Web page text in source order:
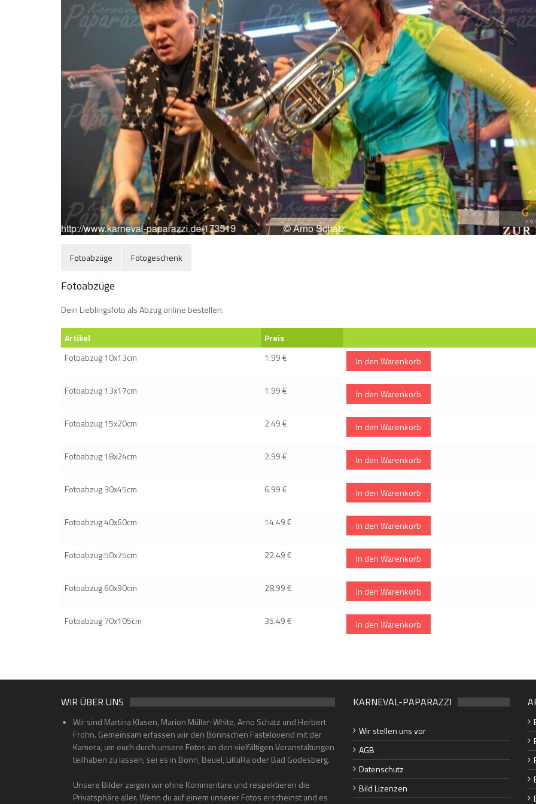
Fotoabzüge Fotogeschenk
Fotoabzüge
Dein Lieblingsfoto als Abzug online bestellen.
Artikel
Preis
Fotoabzug 10x13cm
1.99 € In den Warenkorb
Fotoabzug 13x17cm 1.99 € In den Warenkorb
Fotoabzug 15x20cm 2.49 € In den Warenkorb
Fotoabzug 18x24cm 2.99 € In den Warenkorb
Fotoabzug 30x45cm 6.99 € In den Warenkorb
Fotoabzug 40x60cm 14.49 € In den Warenkorb
Fotoabzug 50x75cm 22.49 € In den Warenkorb
Fotoabzug 60x90cm 28.99 € In den Warenkorb
Fotoabzug 70x105cm 35.49 € In den Warenkorb
WIR ÜBER UNS
Wir sind Martina Klasen, Marion Müller-White, Arno Schatz und Herbert
Frohn. Gemeinsam erfassen wir den Bönnschen Fastelovend mit der
Kamera, um euch durch unsere Fotos an den vielfältigen Veranstaltungen
teilhaben zu lassen, sei es in Bonn, Beuel, LiKüRa oder Bad Godesberg.
Unsere Bilder zeigen wir ohne Kommentare und respektieren die
Privatsphäre aller. Wenn du auf einem unserer Fotos erscheinst und es
KARNEVAL-PAPARAZZI
Wir stellen uns vor
AGB
Datenschutz
Bild Lizenzen